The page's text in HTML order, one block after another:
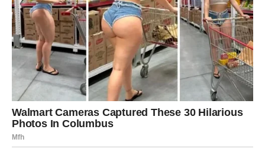
Za Jarca promene nisu brze i nepromišljene – ali kada
dođu, one su temeljne. Ovi dani vam donose potvrdu da
vaš trud nije bio uzaludan, da su vas primetili, da se nešto
„otključava“ i da ulazite u fazu u kojoj imate više kontrole
nad budućnošću.
Moguća je vest o unapređenju, dogovoru, novom poslu,
stabilnijem prilivu ili rešenju koje vam vraća mir, jer Jarac
najviše traži osećaj da zna gde stoji i šta gradi.
Poruka sudbine za Jarca:
dolazi nagrada.